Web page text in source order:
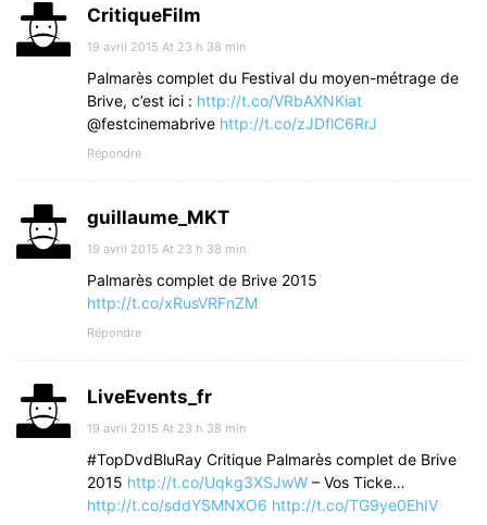
CritiqueFilm
19 avril 2015 At 23 h 38 min
Palmarès complet du Festival du moyen-métrage de
Brive, c’est ici : http://t.co/VRbAXNKiat
@festcinemabrive http://t.co/zJDflC6RrJ
Répondre
guillaume_MKT
19 avril 2015 At 23 h 38 min
Palmarès complet de Brive 2015
http://t.co/xRusVRFnZM
Répondre
LiveEvents_fr
19 avril 2015 At 23 h 38 min
#TopDvdBluRay Critique Palmarès complet de Brive
2015 http://t.co/Uqkg3XSJwW – Vos Ticke…
http://t.co/sddYSMNXO6 http://t.co/TG9ye0EhIV